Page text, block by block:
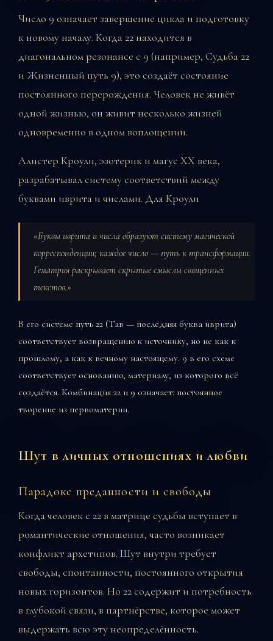
Число 9 означает завершение цикла и подготовку
к новому началу. Когда 22 находится в
диагональном резонансе с 9 (например, Судьба 22
и Жизненный путь 9), это создаёт состояние
постоянного перерождения. Человек не живёт
одной жизнью, он живит несколько жизней
одновременно в одном воплощении.
Алистер Кроули, эзотерик и магус XX века,
разрабатывал систему соответствий между
буквами иврита и числами. Для Кроули
«Буквы иврита и числа образуют систему магической
корреспонденции; каждое число — путь к трансформации.
Гематрия раскрывает скрытые смыслы священных
текстов.»
В его системе путь 22 (Тав — последняя буква иврита)
соответствует возвращению к источнику, но не как к
прошлому, а как к вечному настоящему. 9 в его схеме
соответствует основанию, материалу, из которого всё
создаётся. Комбинация 22 и 9 означает: постоянное
творение из первоматерии.
Шут в личных отношениях и любви
Парадокс преданности и свободы
Когда человек с 22 в матрице судьбы вступает в
романтические отношения, часто возникает
конфликт архетипов. Шут внутри требует
свободы, спонтанности, постоянного открытия
новых горизонтов. Но 22 содержит и потребность
в глубокой связи, в партнёрстве, которое может
выдержать всю эту неопределённость.